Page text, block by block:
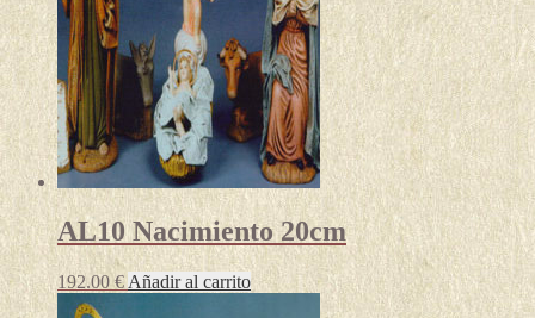
AL10 Nacimiento 20cm
192.00€ Añadir al carrito